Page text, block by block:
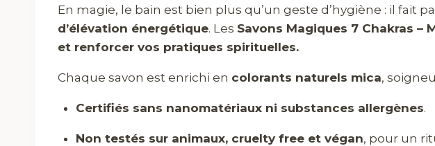
En magie, le bain est bien plus qu’un geste d’hygiène : il fait
d’élévation énergétique. Les Savons Magiques 7 Chakras –
et renforcer vos pratiques spirituelles.
Chaque savon est enrichi en colorants naturels mica,
Certifiés sans nanomatériaux ni substances allergènes.
Non testés sur animaux, cruelty free et végan, pour un